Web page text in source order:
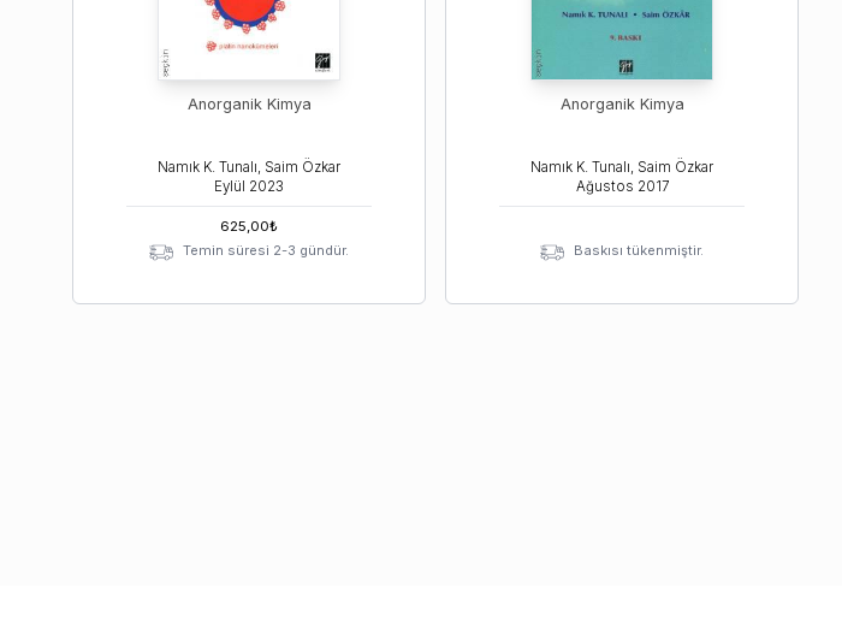
Anorganik Kimya
Namık K. Tunalı, Saim Özkar
Eylül 2023
625,00₺
Temin süresi 2-3 gündür.
Anorganik Kimya
Namık K. Tunalı, Saim Özkar
Ağustos 2017
Baskısı tükenmiştir.